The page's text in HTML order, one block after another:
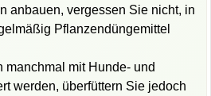
anbauen, vergessen Sie nicht, in
Pflanzendüngemittel
manchmal mit Hunde- und
werden, überfüttern Sie jedoch